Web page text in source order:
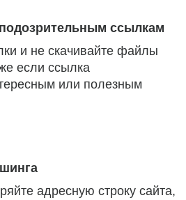
ссылкам
и не скачивайте файлы
если ссылка
или полезным
адресную строку сайта,